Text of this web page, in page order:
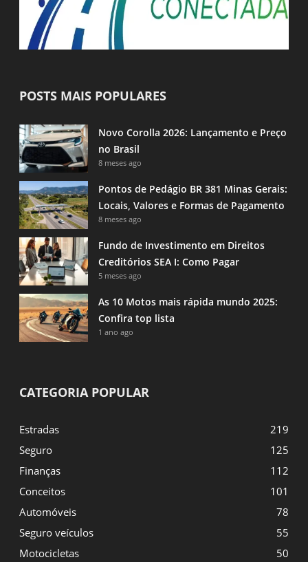
POSTS MAIS POPULARES
Novo Corolla 2026: Lançamento e Preço
no Brasil
8 meses ago
Pontos de Pedágio BR 381 Minas Gerais:
Locais, Valores e Formas de Pagamento
8 meses ago
Fundo de Investimento em Direitos
Creditórios SEA I: Como Pagar
5 meses ago
As 10 Motos mais rápida mundo 2025:
Confira top lista
1 ano ago
CATEGORIA POPULAR
Estradas
219
Seguro
125
Finanças
112
Conceitos
101
Automóveis
78
Seguro veículos
55
Motocicletas
50